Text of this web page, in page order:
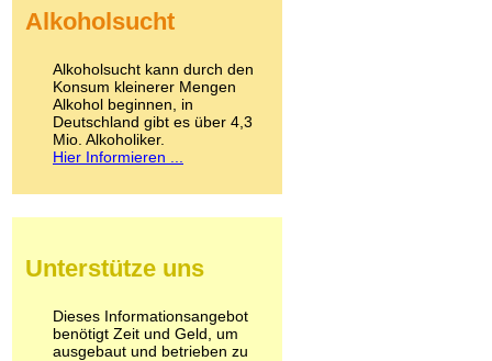
Kokain
LSD
Marihuana
Medikamente
Meskalin
Metamphetamin
Methadon
Pilze
Psychopharmaka
Schlafmittel
Schmerzmittel
Alkoholsucht
Alkoholsucht kann durch den
Konsum kleinerer Mengen
Alkohol beginnen, in
Deutschland gibt es über 4,3
Mio. Alkoholiker.
Hier Informieren ...
Unterstütze uns
Dieses Informationsangebot
benötigt Zeit und Geld, um
ausgebaut und betrieben zu